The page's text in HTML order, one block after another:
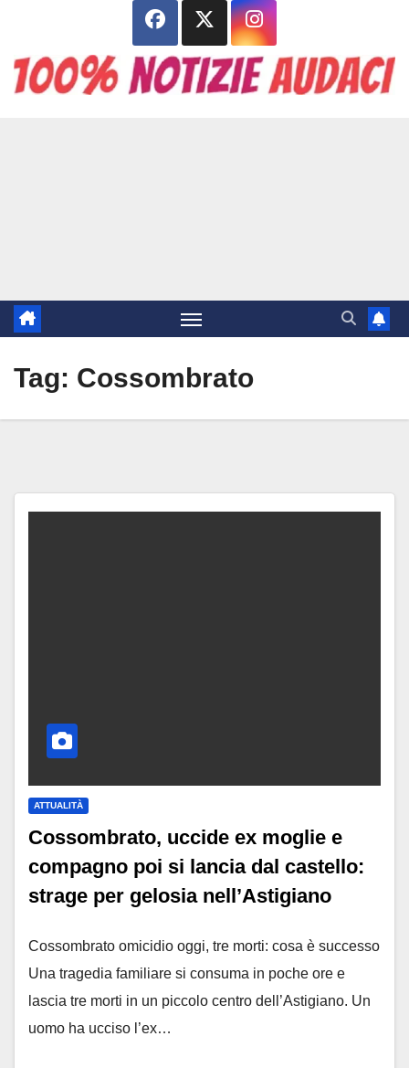
contenuto
Tag: Cossombrato
ATTUALITÀ
Cossombrato, uccide ex moglie e
compagno poi si lancia dal castello:
strage per gelosia nell’Astigiano
Cossombrato omicidio oggi, tre morti: cosa è successo
Una tragedia familiare si consuma in poche ore e
lascia tre morti in un piccolo centro dell’Astigiano. Un
uomo ha ucciso l’ex…